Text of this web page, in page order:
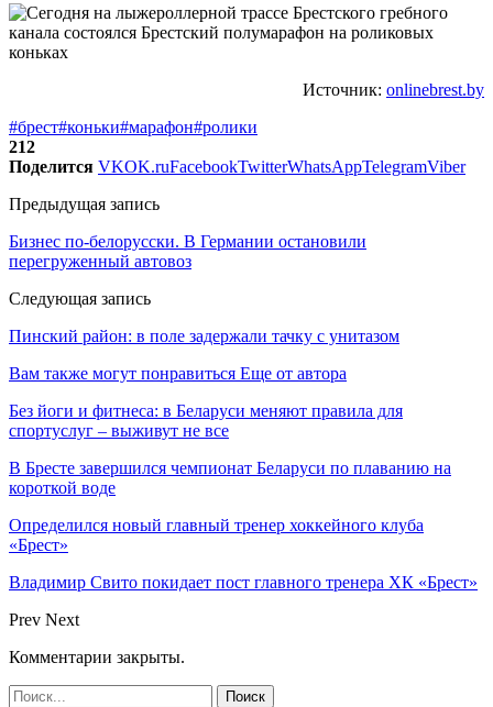
Источник: onlinebrest.by
#брест#коньки#марафон#ролики
212
Поделится VKOK.ruFacebookTwitterWhatsAppTelegramViber
Предыдущая запись
Бизнес по-белорусски. В Германии остановили
перегруженный автовоз
Следующая запись
Пинский район: в поле задержали тачку с унитазом
Вам также могут понравиться Еще от автора
Без йоги и фитнеса: в Беларуси меняют правила для
спортуслуг – выживут не все
В Бресте завершился чемпионат Беларуси по плаванию на
короткой воде
Определился новый главный тренер хоккейного клуба
«Брест»
Владимир Свито покидает пост главного тренера ХК «Брест»
Prev Next
Комментарии закрыты.